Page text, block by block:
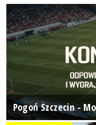
Pogoń Szczecin -